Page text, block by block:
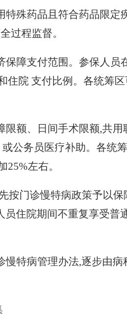
特殊药品且符合药品限定
过程监督。
保障支付范围。参保人员
住院 支付比例。各统筹
限额、日间手术限额,共用
公务员医疗补助。各统
25%左右。
按门诊慢特病政策予以保
员住院期间不重复享受普
慢特病管理办法,逐步由病